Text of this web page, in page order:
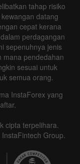
tahap risiko
datang
cepat kerana
perdagangan
sepenuhnya jenis
mana pendedahan
sesuai untuk
semua orang.
InstaForex yang
cipta terpelihara.
Group.